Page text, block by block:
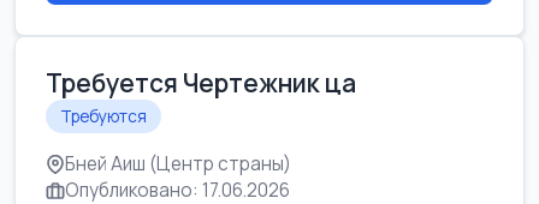
Требуется Чертежник ца
Требуются
Бней Аиш (Центр страны)
Опубликовано: 17.06.2026